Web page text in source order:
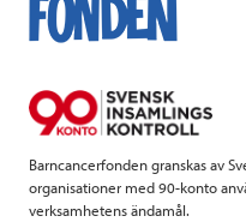
Barncancerfonden granskas av
organisationer med 90-konto
verksamhetens ändamål.